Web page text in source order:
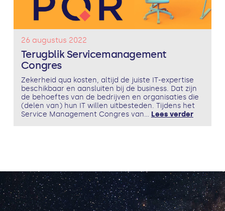
26 augustus 2022
Terugblik Servicemanagement
Congres
Zekerheid qua kosten, altijd de juiste IT-expertise
beschikbaar en aansluiten bij de business. Dat zijn
de behoeftes van de bedrijven en organisaties die
(delen van) hun IT willen uitbesteden. Tijdens het
Service Management Congres van... Lees verder